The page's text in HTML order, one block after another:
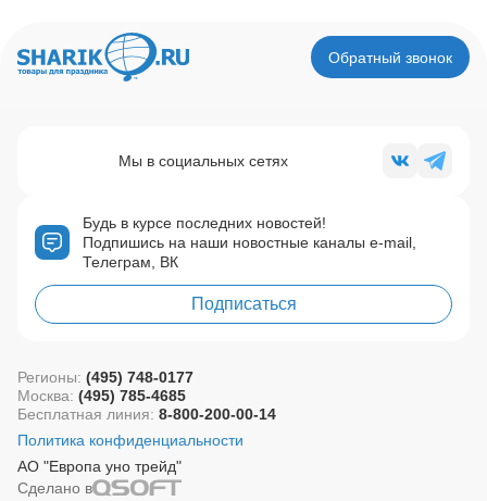
Обратный звонок
Будь в курсе последних новостей!
Подпишись на наши новостные каналы e-mail,
Телеграм, ВК
Подписаться
Мы в социальных сетях
АО "Европа уно трейд"
Регионы: (495) 748-0177
Москва: (495) 785-4685
Бесплатная линия: 8-800-200-00-14
Политика конфиденциальности
Сделано в